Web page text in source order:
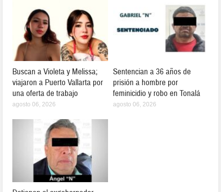
Buscan a Violeta y Melissa;
viajaron a Puerto Vallarta por
una oferta de trabajo
agosto 06, 2026
Sentencian a 36 años de
prisión a hombre por
feminicidio y robo en Tonalá
agosto 06, 2026